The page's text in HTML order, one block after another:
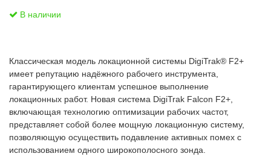
В наличии
Классическая модель локационной системы DigiTrak® F2+
имеет репутацию надёжного рабочего инструмента,
гарантирующего клиентам успешное выполнение
локационных работ. Новая система DigiTrak Falcon F2+,
включающая технологию оптимизации рабочих частот,
представляет собой более мощную локационную систему,
позволяющую осуществить подавление активных помех с
использованием одного широкополосного зонда.